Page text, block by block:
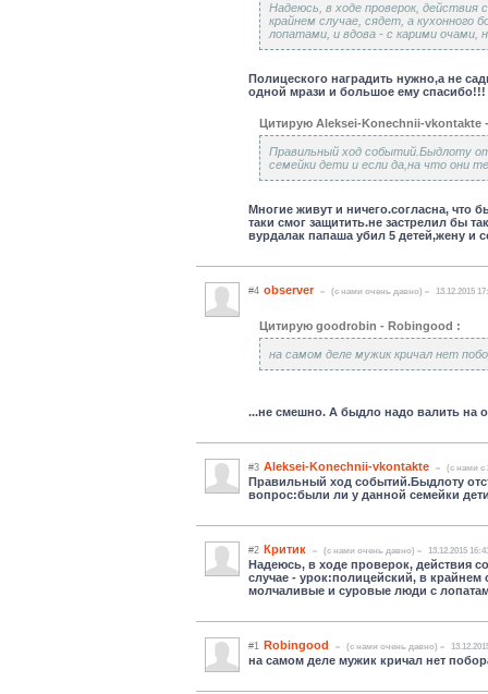
Надеюсь, в ходе проверок, действия
крайнем случае, сядет, а кухонного
лопатами, и вдова - с карими очами,
Полицеского наградить нужно,а не
одной мрази и большое ему спасибо!!!
Цитирую Aleksei-Konechnii-vkontakte
Правильный ход событий.Быдлоту
семейки дети и если да,на что они
Многие живут и ничего.согласна, что
таки смог защитить.не застрелил бы
вурдалак папаша убил 5 детей,жену и
#4 observer (c нами очень давно) 13.12.2015
Цитирую goodrobin - Robingood :
на самом деле мужик кричал нет
...не смешно. А быдло надо валить на
#3 Aleksei-Konechnii-vkontakte (c нами с
Правильный ход событий.Быдлоту
вопрос:были ли у данной семейки
#2 Критик (c нами очень давно) 13.12.2015
Надеюсь, в ходе проверок, действия
случае - урок:полицейский, в крайнем
молчаливые и суровые люди с
#1 Robingood (c нами очень давно)
на самом деле мужик кричал нет